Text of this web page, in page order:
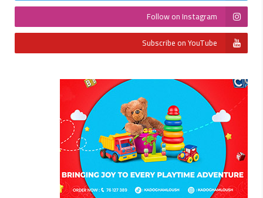
Follow on Instagram
Subscribe on YouTube